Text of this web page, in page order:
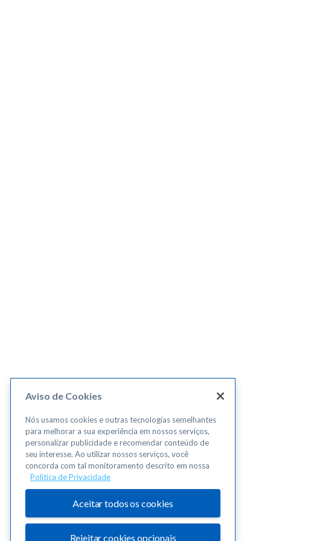
Aviso de Cookies
Nós usamos cookies e outras tecnologias semelhantes
para melhorar a sua experiência em nossos serviços,
personalizar publicidade e recomendar conteúdo de
seu interesse. Ao utilizar nossos serviços, você
concorda com tal monitoramento descrito em nossa
Política de Privacidade
Aceitar todos os cookies
Rejeitar cookies opcionais